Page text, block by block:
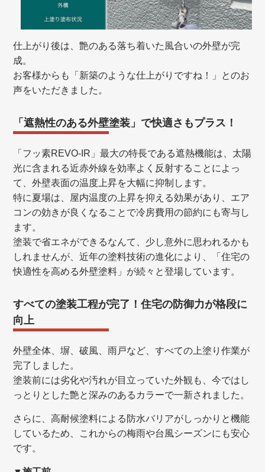
仕上がり後は、艶のある落ち着いた風合いの外壁が完
成。
お客様からも「新築のような仕上がりですね！」とのお
声をいただきました。
「遮熱性のある外壁塗装」で快適さもプラス！
「フッ素REVO-IR」最大の特長である遮熱機能は、太陽
光に含まれる近赤外線を効率よく反射することによっ
て、外壁表面の温度上昇を大幅に抑制します。
特に夏場は、屋内温度の上昇を抑える効果があり、エア
コンの効きが良くなることで冷房費用の節約にも寄与し
ます。
塗装で省エネができるなんて、少し意外に思われるかも
しれませんが、近年の塗料技術の進化により、「住宅の
快適性を高める外壁塗料」が続々と登場しています。
すべての塗装工程が完了！住宅の防御力が格段に
向上
外壁全体、塀、破風、雨戸など、すべての上塗り作業が
完了しました。
塗装前には劣化や汚れが目立っていた外観も、今ではし
っとりとした艶と深みのあるカラーで一新されました。
さらに、高耐候塗料による防水バリアがしっかりと機能
しているため、これからの梅雨や台風シーズンにも安心
です。